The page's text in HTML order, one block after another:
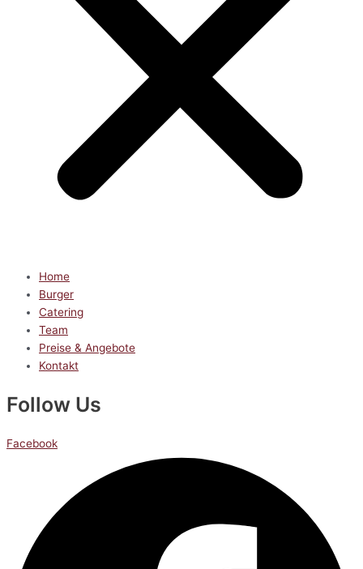
Home
Burger
Catering
Team
Preise & Angebote
Kontakt
Follow Us
Facebook